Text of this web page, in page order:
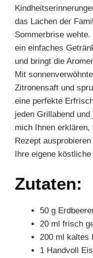
das Lachen der
Sommerbrise
ein einfaches
und bringt die
Mit
Zitronensaft und
eine perfekte
jeden Grillabend
mich Ihnen erklären,
Rezept
Ihre eigene
Zutaten:
50 g
20 ml frisch
200 ml kaltes
1 Handvoll